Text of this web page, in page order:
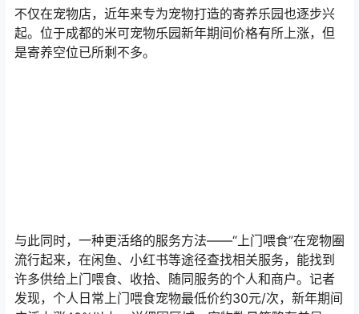
不仅在宠物店，近年来专为宠物打造的寄养乐园也逐步兴
起。位于成都的米可宠物乐园新年期间价格有所上涨，但
是寄养空位已所剩不多。